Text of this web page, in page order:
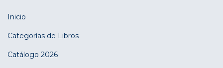
Inicio
Categorías de Libros
Catálogo 2026